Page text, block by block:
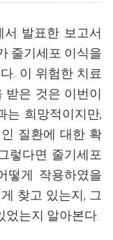
발표한 보고서
줄기세포 이식을
. 이 위험한 치료
받은 것은 이번이
는 희망적이지만,
질환에 대한 확
렇다면 줄기세포
떻게 작용하였을
찾고 있는지, 그
었는지 알아본다.